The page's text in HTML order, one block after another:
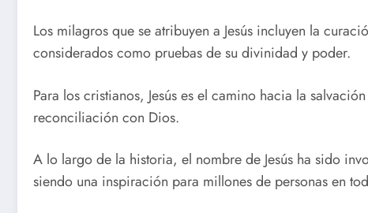
Los milagros que se atribuyen a Jesús incluyen la
considerados como pruebas de su divinidad y poder.
Para los cristianos, Jesús es el camino hacia la
reconciliación con Dios.
A lo largo de la historia, el nombre de Jesús ha sido
siendo una inspiración para millones de personas en